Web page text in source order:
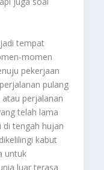
tempat
momen
pekerjaan
pulang
perjalanan
telah lama
di tengah hujan
kabut
untuk
luar terasa